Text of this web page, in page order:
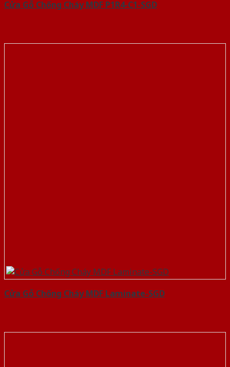
Cửa Gỗ Chống Cháy MDF P1R4-C1-SGD
Cửa Gỗ Chống Cháy MDF Laminate-SGD